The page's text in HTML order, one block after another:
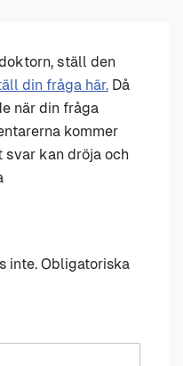
ställ den
din fråga här. Då
när din fråga
kommer
svar kan dröja och
inte. Obligatoriska